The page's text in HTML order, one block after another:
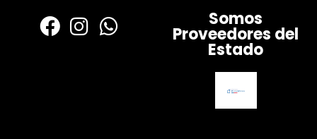
Somos
Proveedores del
Estado